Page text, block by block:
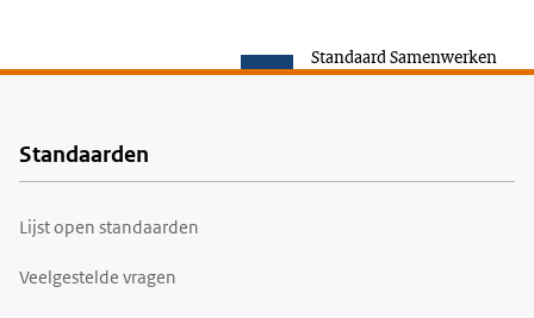
Standaard Samenwerken
Voet
Standaarden
Lijst open standaarden
Veelgestelde vragen